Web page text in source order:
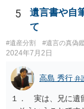
ースが多いと思い
律の基準はありませ
5
遺言書や自
て
#遺産分割 #遺言の真偽
2024年7月2日
高島 秀行 弁
１． 実は、兄に